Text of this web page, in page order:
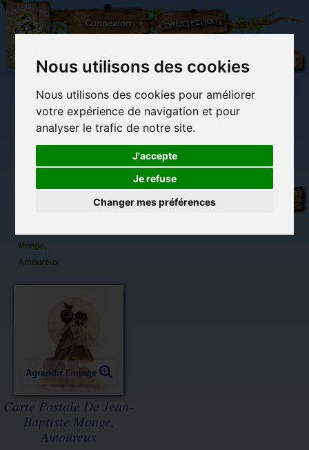
Nous utilisons des cookies
Nous utilisons des cookies pour améliorer
votre expérience de navigation et pour
analyser le trafic de notre site.
J'accepte
Je refuse
Changer mes préférences
L'Arbre
aux
100.000
Connexion Contactez-nous
(vide)
Librairie des
Carterie
originale
Activités
détente et jeux
Objets déco et
Monge,
Amoureux
Agrandir l'image
Carte Postale De Jean-
Baptiste Monge,
Amoureux